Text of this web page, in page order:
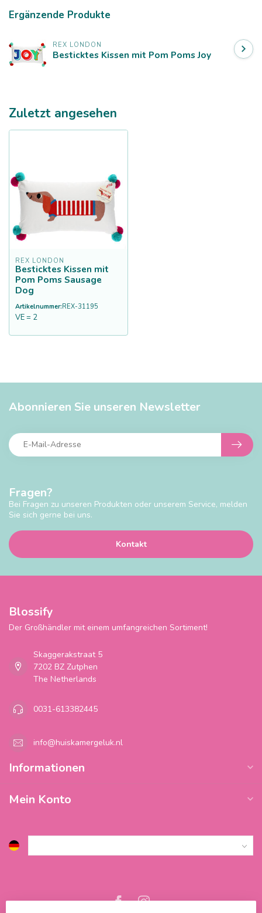
Ergänzende Produkte
REX LONDON
Besticktes Kissen mit Pom Poms Joy
Zuletzt angesehen
REX LONDON
Besticktes Kissen mit
Pom Poms Sausage
Dog
Artikelnummer:REX-31195
VE = 2
Fragen?
Bei Fragen zu unseren Produkten oder unserem Service, melden
Sie sich gerne bei uns.
Kontakt
Abonnieren Sie unseren Newsletter
Blossify
Der Großhändler mit einem umfangreichen Sortiment!
Skaggerakstraat 5
7202 BZ Zutphen
The Netherlands
0031-613382445
info@huiskamergeluk.nl
Informationen
Mein Konto